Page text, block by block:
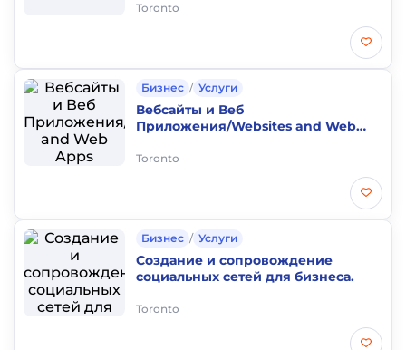
Toronto
Бизнес / Услуги
Вебсайты и Веб
Приложения/Websites and Web
Toronto
Бизнес / Услуги
Создание и сопровождение
социальных сетей для бизнеса.
Toronto